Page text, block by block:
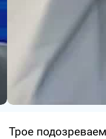
Трое